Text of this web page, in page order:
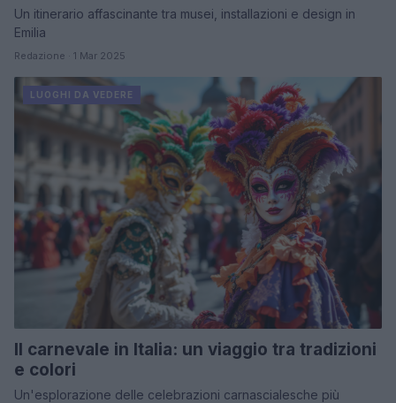
Un itinerario affascinante tra musei, installazioni e design in
Emilia
Redazione · 1 Mar 2025
LUOGHI DA VEDERE
Il carnevale in Italia: un viaggio tra tradizioni
e colori
Un'esplorazione delle celebrazioni carnascialesche più